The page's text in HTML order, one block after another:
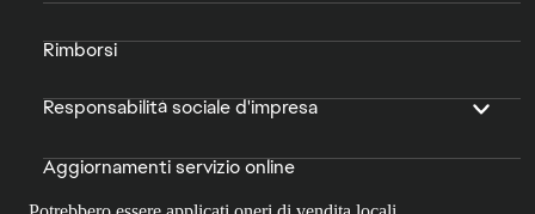
Rimborsi
Responsabilità sociale d'impresa
Aggiornamenti servizio online